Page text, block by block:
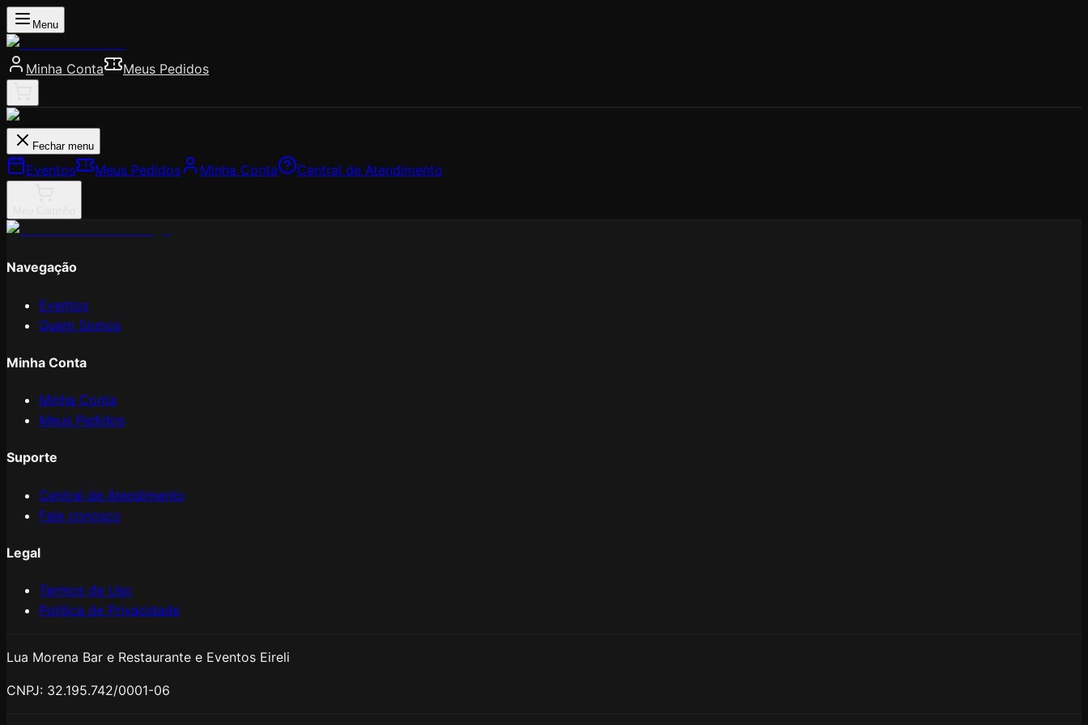
Menu
Minha Conta Meus Pedidos
Fechar menu
Eventos Meus Pedidos Minha Conta Central de Atendimento
Navegação
Eventos
Quem Somos
Minha Conta
Minha Conta
Meus Pedidos
Suporte
Central de Atendimento
Fale conosco
Legal
Termos de Uso
Política de Privacidade
Lua Morena Bar e Restaurante e Eventos Eireli
CNPJ: 32.195.742/0001-06